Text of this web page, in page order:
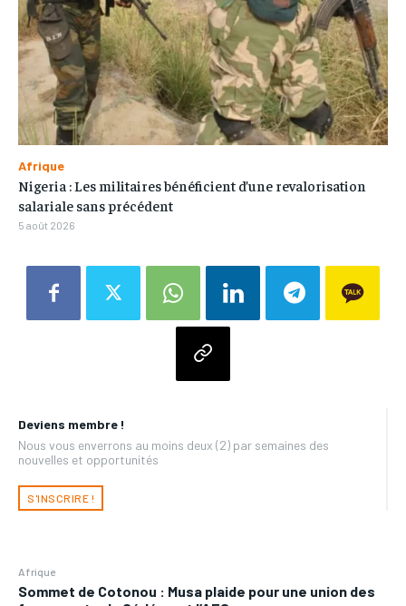
Deviens membre !
Nous vous enverrons au moins deux (2) par semaines des
nouvelles et opportunités
S'INSCRIRE !
Afrique
Sommet de Cotonou : Musa plaide pour une union des
Afrique
Nigeria : Les militaires bénéficient d’une revalorisation
salariale sans précédent
5 août 2026